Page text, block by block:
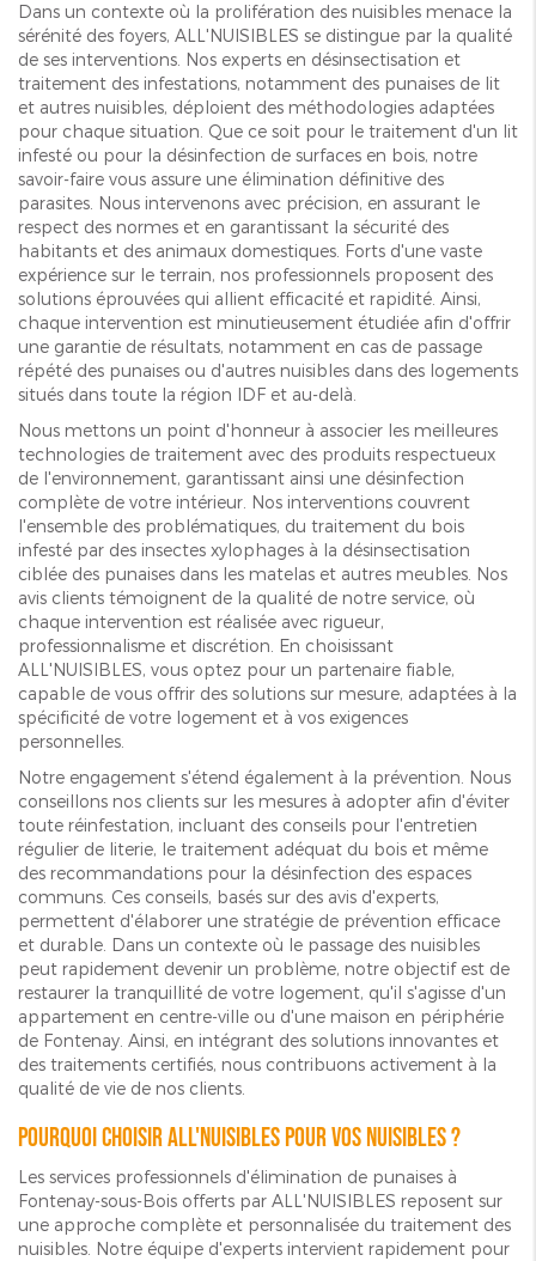
Dans un contexte où la prolifération des nuisibles menace la
sérénité des foyers, ALL'NUISIBLES se distingue par la qualité
de ses interventions. Nos experts en désinsectisation et
traitement des infestations, notamment des punaises de lit
et autres nuisibles, déploient des méthodologies adaptées
pour chaque situation. Que ce soit pour le traitement d'un lit
infesté ou pour la désinfection de surfaces en bois, notre
savoir-faire vous assure une élimination définitive des
parasites. Nous intervenons avec précision, en assurant le
respect des normes et en garantissant la sécurité des
habitants et des animaux domestiques. Forts d'une vaste
expérience sur le terrain, nos professionnels proposent des
solutions éprouvées qui allient efficacité et rapidité. Ainsi,
chaque intervention est minutieusement étudiée afin d'offrir
une garantie de résultats, notamment en cas de passage
répété des punaises ou d'autres nuisibles dans des logements
situés dans toute la région IDF et au-delà.
Nous mettons un point d'honneur à associer les meilleures
technologies de traitement avec des produits respectueux
de l'environnement, garantissant ainsi une désinfection
complète de votre intérieur. Nos interventions couvrent
l'ensemble des problématiques, du traitement du bois
infesté par des insectes xylophages à la désinsectisation
ciblée des punaises dans les matelas et autres meubles. Nos
avis clients témoignent de la qualité de notre service, où
chaque intervention est réalisée avec rigueur,
professionnalisme et discrétion. En choisissant
ALL'NUISIBLES, vous optez pour un partenaire fiable,
capable de vous offrir des solutions sur mesure, adaptées à la
spécificité de votre logement et à vos exigences
personnelles.
Notre engagement s'étend également à la prévention. Nous
conseillons nos clients sur les mesures à adopter afin d'éviter
toute réinfestation, incluant des conseils pour l'entretien
régulier de literie, le traitement adéquat du bois et même
des recommandations pour la désinfection des espaces
communs. Ces conseils, basés sur des avis d'experts,
permettent d'élaborer une stratégie de prévention efficace
et durable. Dans un contexte où le passage des nuisibles
peut rapidement devenir un problème, notre objectif est de
restaurer la tranquillité de votre logement, qu'il s'agisse d'un
appartement en centre-ville ou d'une maison en périphérie
de Fontenay. Ainsi, en intégrant des solutions innovantes et
des traitements certifiés, nous contribuons activement à la
qualité de vie de nos clients.
Pourquoi choisir ALL'NUISIBLES pour vos nuisibles ?
Les services professionnels d'élimination de punaises à
Fontenay-sous-Bois offerts par ALL'NUISIBLES reposent sur
une approche complète et personnalisée du traitement des
nuisibles. Notre équipe d'experts intervient rapidement pour